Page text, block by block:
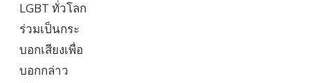
LGBT ทั่วโลก
ร่วมเป็นกระ
บอกเสียงเพื่อ
บอกกล่าว